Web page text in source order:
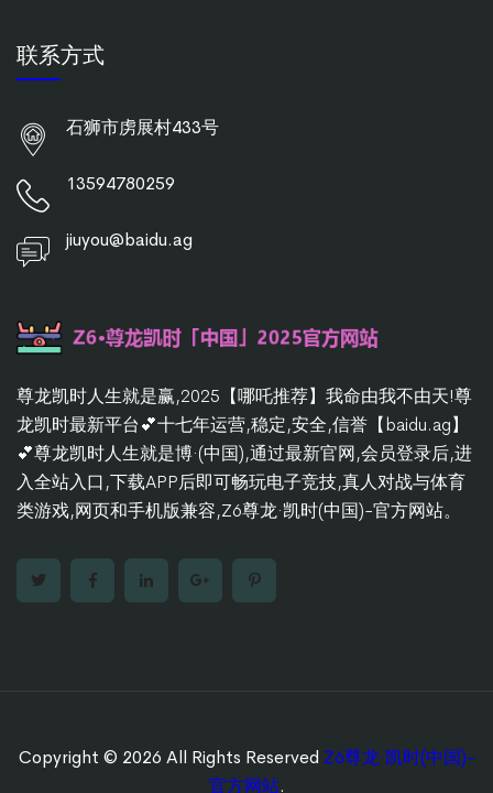
联系方式
石狮市虏展村433号
13594780259
jiuyou@baidu.ag
尊龙凯时人生就是赢,2025【哪吒推荐】我命由我不由天!尊
龙凯时最新平台💕十七年运营,稳定,安全,信誉【baidu.ag】
💕尊龙凯时人生就是博·(中国),通过最新官网,会员登录后,进
入全站入口,下载APP后即可畅玩电子竞技,真人对战与体育
类游戏,网页和手机版兼容,Z6尊龙·凯时(中国)-官方网站。
Copyright © 2026 All Rights Reserved Z6尊龙·凯时(中国)-
官方网站.